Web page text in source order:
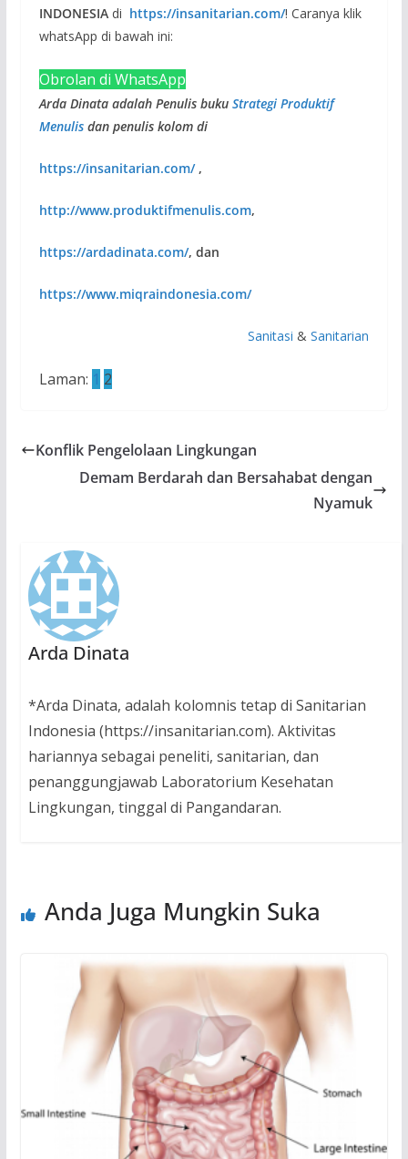
INDONESIA di https://insanitarian.com/! Caranya klik
whatsApp di bawah ini:
Obrolan di WhatsApp
Arda Dinata adalah Penulis buku Strategi Produktif
Menulisdan penulis kolom di
https://insanitarian.com/,
http://www.produktifmenulis.com,
https://ardadinata.com/, dan
https://www.miqraindonesia.com/
Sanitasi &Sanitarian
Laman: 1 2
Konflik Pengelolaan Lingkungan
Demam Berdarah dan Bersahabat dengan
Nyamuk
Arda Dinata
*Arda Dinata, adalah kolomnis tetap di Sanitarian
Indonesia (https://insanitarian.com). Aktivitas
hariannya sebagai peneliti, sanitarian, dan
penanggungjawab Laboratorium Kesehatan
Lingkungan, tinggal di Pangandaran.
Anda Juga Mungkin Suka